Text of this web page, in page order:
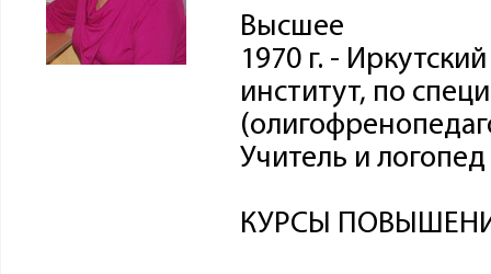
Высшее
1970 г. -
институт, по
Учитель и
КУРСЫ